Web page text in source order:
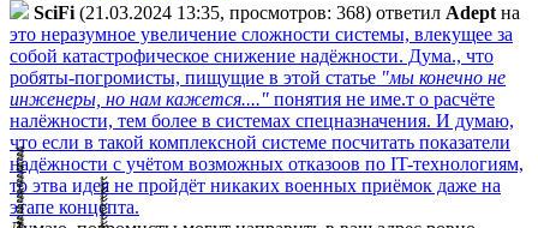
SciFi (21.03.2024 13:35, просмотров: 368) ответил Adept на
это неразумное увеличение сложности системы, влекущее за
собой катастрофическое снижение надёжности. Дума., что
робяты-погромисты, пищущие в этой статье "мы конечно не
инженеры, но нам кажется...." понятия не име.т о расчёте
налёжности, тем более в системах спецназначения. И думаю,
что если в такой комплексной системе посчитать показатели
надёжности с учётом возможных отказоов по IT-технологиям,
то этва идея не пройдёт никаких военных приёмок даже на
этапе концепта.